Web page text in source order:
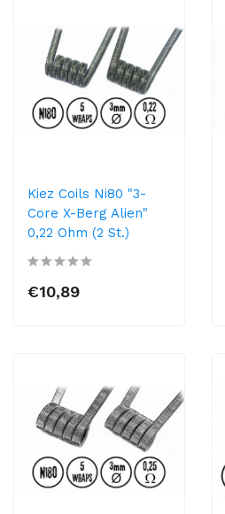
Kiez Coils Ni80 "3-
Core X-Berg Alien"
0,22 Ohm (2 St.)
€10,89